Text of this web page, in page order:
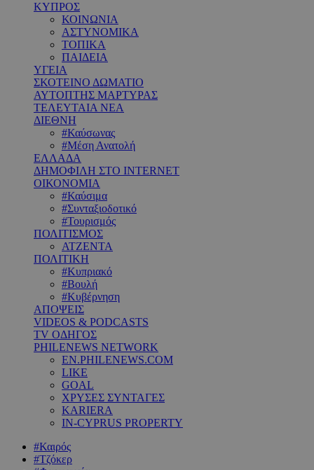
ΚΥΠΡΟΣ
ΚΟΙΝΩΝΙΑ
ΑΣΤΥΝΟΜΙΚΑ
ΤΟΠΙΚΑ
ΠΑΙΔΕΙΑ
ΥΓΕΙΑ
ΣΚΟΤΕΙΝΟ ΔΩΜΑΤΙΟ
ΑΥΤΟΠΤΗΣ ΜΑΡΤΥΡΑΣ
ΤΕΛΕΥΤΑΙΑ ΝΕΑ
ΔΙΕΘΝΗ
#Καύσωνας
#Μέση Ανατολή
ΕΛΛΑΔΑ
ΔΗΜΟΦΙΛΗ ΣΤΟ INTERNET
ΟΙΚΟΝΟΜΙΑ
#Καύσιμα
#Συνταξιοδοτικό
#Τουρισμός
ΠΟΛΙΤΙΣΜΟΣ
ΑΤΖΕΝΤΑ
ΠΟΛΙΤΙΚΗ
#Κυπριακό
#Βουλή
#Κυβέρνηση
ΑΠΟΨΕΙΣ
VIDEOS & PODCASTS
TV ΟΔΗΓΟΣ
PHILENEWS NETWORK
EN.PHILENEWS.COM
LIKE
GOAL
ΧΡΥΣΕΣ ΣΥΝΤΑΓΕΣ
KARIERA
IN-CYPRUS PROPERTY
#Καιρός
#Τζόκερ